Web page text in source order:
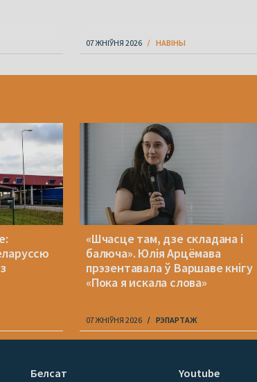
07 ЖНІЎНЯ 2026 НАВІНЫ
«Шчасце там, дзе складана і
балюча». Юлія Арцёмава
прэзентавала ў Варшаве кнігу
«Пока я искала слова»
07 ЖНІЎНЯ 2026 РЭПАРТАЖ
Белсат Youtube